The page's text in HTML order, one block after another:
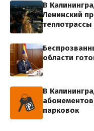
В
Ленинский
теплотрассы
области
В
парковок